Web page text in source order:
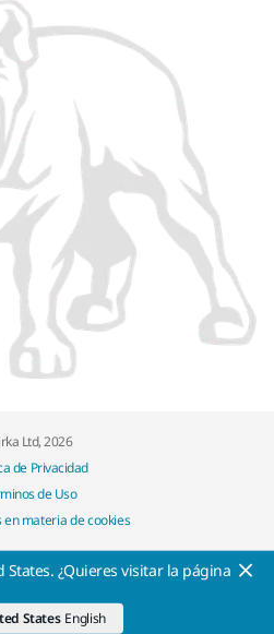
Ltd, 2026
de Privacidad
de Uso
en materia de cookies
¿Quieres visitar la página
States English